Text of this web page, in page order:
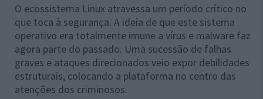
O ecossistema Linux atravessa um período crítico no
que toca à segurança. A ideia de que este sistema
operativo era totalmente imune a vírus e malware faz
agora parte do passado. Uma sucessão de falhas
graves e ataques direcionados veio expor debilidades
estruturais, colocando a plataforma no centro das
atenções dos criminosos.